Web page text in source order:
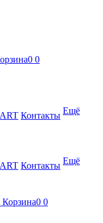
0 0
Контакты Ещё
Контакты Ещё
Корзина0 0